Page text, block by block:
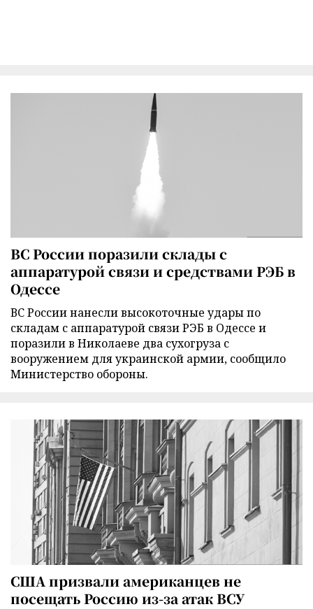
ВС России поразили склады с
аппаратурой связи и средствами РЭБ в
Одессе
ВС России нанесли высокоточные удары по
складам с аппаратурой связи РЭБ в Одессе и
поразили в Николаеве два сухогруза с
вооружением для украинской армии, сообщило
Министерство обороны.
США призвали американцев не
посещать Россию из-за атак ВСУ